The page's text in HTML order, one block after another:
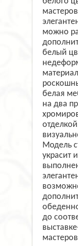
можно
белый
белая
на два
Модель
украсит
до